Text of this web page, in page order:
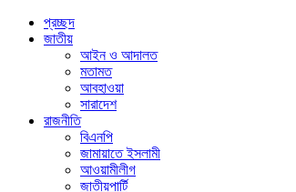
প্রচ্ছদ
জাতীয়
আইন ও আদালত
মতামত
আবহাওয়া
সারাদেশ
রাজনীতি
বিএনপি
জামায়াতে ইসলামী
আওয়ামীলীগ
জাতীয়পার্টি